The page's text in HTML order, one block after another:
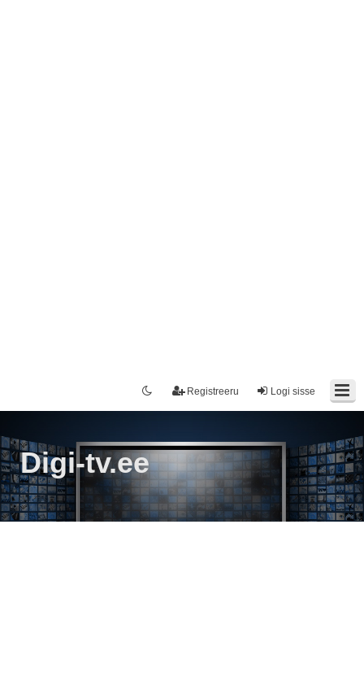
Logi sisse
Registreeru
Digi-tv.ee